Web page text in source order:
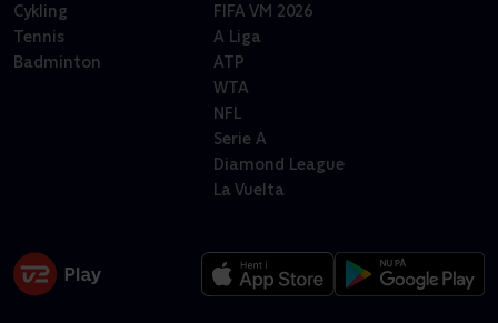
Cykling
Tennis
Badminton
FIFA VM 2026
A Liga
ATP
WTA
NFL
Serie A
Diamond League
La Vuelta